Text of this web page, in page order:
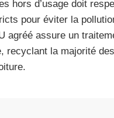
hors d’usage doit
pour éviter la
agréé assure un
recyclant la majorité